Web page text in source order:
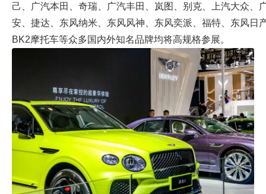
己、广汽本田、奇瑞、广汽丰田、岚图、别克、上汽大众、
安、捷达、东风纳米、东风风神、东风奕派、福特、东风日
BK2摩托车等众多国内外知名品牌均将高规格参展。